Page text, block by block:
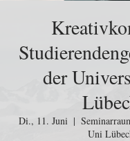
der
Di., 11. Juni
  |
Uni